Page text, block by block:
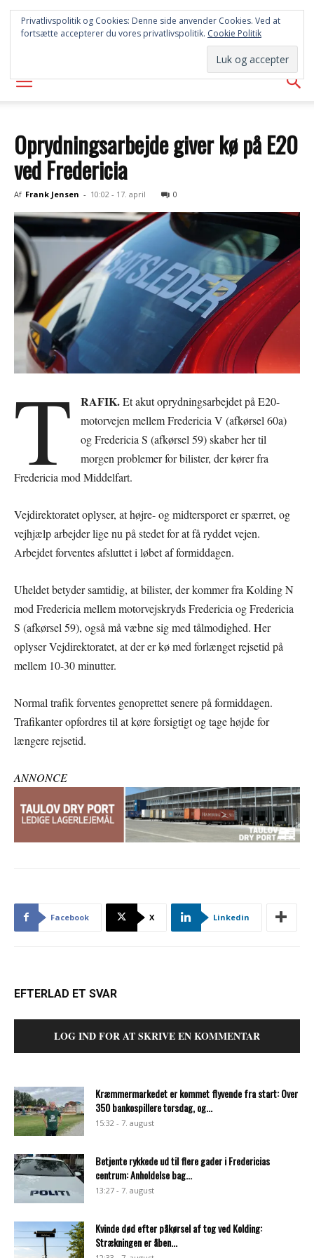
SYD
AVISEN
Oprydningsarbejde giver kø på E20
ved Fredericia
Af Frank Jensen - 10:02 - 17. april 0
T RAFIK.Et akut oprydningsarbejdet på E20-
motorvejen mellem Fredericia V (afkørsel 60a)
og Fredericia S (afkørsel 59) skaber her til
morgen problemer for bilister, der kører fra
Fredericia mod Middelfart.
Vejdirektoratet oplyser, at højre- og midtersporet er spærret, og
vejhjælp arbejder lige nu på stedet for at få ryddet vejen.
Arbejdet forventes afsluttet i løbet af formiddagen.
Uheldet betyder samtidig, at bilister, der kommer fra Kolding N
mod Fredericia mellem motorvejskryds Fredericia og Fredericia
S (afkørsel 59), også må væbne sig med tålmodighed. Her
oplyser Vejdirektoratet, at der er kø med forlænget rejsetid på
mellem 10-30 minutter.
Normal trafik forventes genoprettet senere på formiddagen.
Trafikanter opfordres til at køre forsigtigt og tage højde for
længere rejsetid.
ANNONCE
Facebook X Linkedin
EFTERLAD ET SVAR
LOG IND FOR AT SKRIVE EN KOMMENTAR
Kræmmermarkedet er kommet flyvende fra start: Over
350 bankospillere torsdag, og...
15:32 - 7. august
Betjente rykkede ud til flere gader i Fredericias
centrum: Anholdelse bag...
13:27 - 7. august
Kvinde død efter påkørsel af tog ved Kolding:
Strækningen er åben...
Privatlivspolitik og Cookies: Denne side anvender Cookies. Ved at
fortsætte accepterer du vores privatlivspolitik. Cookie Politik